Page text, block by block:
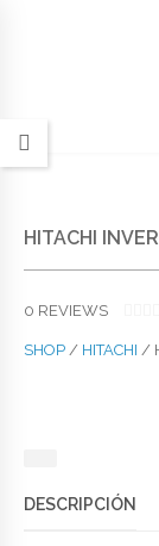
HITACHI
0 REVIEWS
O
SHOP / HITACHI /
DESCRIPCIÓN